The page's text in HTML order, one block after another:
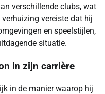
verschillende clubs, wat
vereiste dat hij
en speelstijlen,
situatie.
in zijn carrière
in de manier waarop hij